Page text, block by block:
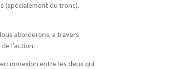
(spécialement du tronc).
aborderons, a travers
l’action.
entre les deux qui